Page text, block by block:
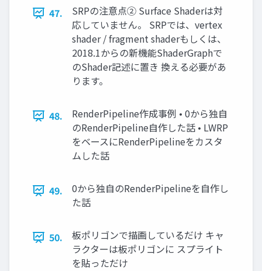
47.
SRPの注意点② Surface Shaderは対
応していません。 SRPでは、vertex
shader / fragment shaderもしくは、
2018.1からの新機能ShaderGraphで
のShader記述に置き 換える必要があ
ります。
48.
RenderPipeline作成事例 • 0から独自
のRenderPipeline自作した話 • LWRP
をベースにRenderPipelineをカスタ
ムした話
49.
0から独自のRenderPipelineを自作し
た話
50.
板ポリゴンで描画しているだけ キャ
ラクターは板ポリゴンに スプライト
を貼っただけ